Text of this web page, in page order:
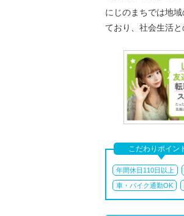
にじのまちでは地
ており、社会生活
こだわりポイン
年間休日110日以上
車・バイク通勤OK